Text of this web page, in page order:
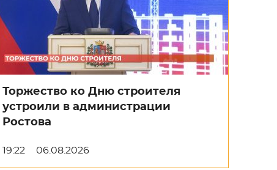
Торжество ко Дню строителя
устроили в администрации
Ростова
19:22 06.08.2026